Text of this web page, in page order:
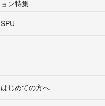
ョン特集
SPU
はじめての方へ